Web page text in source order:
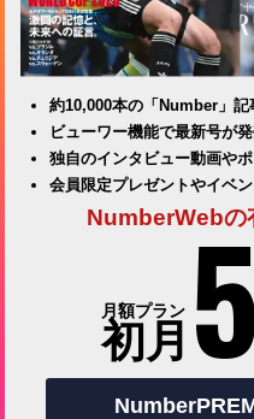
約10,000本の「Number」記
ビューワー機能で最新号が
独自のインタビュー動画や
会員限定プレゼントやイベ
NumberWebの
月額プラン
初月